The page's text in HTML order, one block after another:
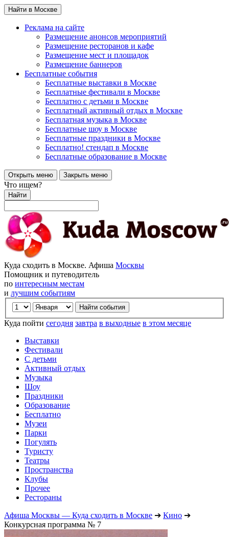
Найти в Москве
Реклама на сайте
Размещение анонсов мероприятий
Размещение ресторанов и кафе
Размещение мест и площадок
Размещение баннеров
Бесплатные события
Бесплатные выставки в Москве
Бесплатные фестивали в Москве
Бесплатно с детьми в Москве
Бесплатный активный отдых в Москве
Бесплатная музыка в Москве
Бесплатные шоу в Москве
Бесплатные праздники в Москве
Бесплатно! стендап в Москве
Бесплатные образование в Москве
Открыть меню Закрыть меню
Что ищем?
Найти
Куда сходить в Москве. Афиша Москвы
Помощник и путеводитель
по интересным местам
и лучшим событиям
Куда пойти сегодня завтра в выходные в этом месяце
Выставки
Фестивали
С детьми
Активный отдых
Музыка
Шоу
Праздники
Образование
Бесплатно
Музеи
Парки
Погулять
Туристу
Театры
Пространства
Клубы
Прочее
Рестораны
Афиша Москвы — Куда сходить в Москве ➔ Кино ➔
Конкурсная программа № 7